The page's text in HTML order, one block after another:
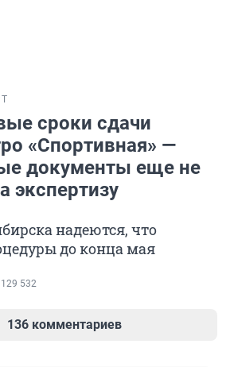
сроки сдачи
«Спортивная» —
документы еще не
экспертизу
надеются, что
до конца мая
129 532
136 комментариев